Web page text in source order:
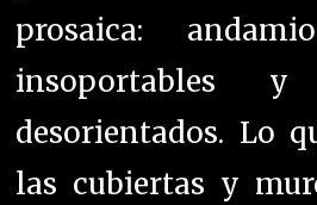
prosaica:
insoportables y
desorientados. Lo
las cubiertas y